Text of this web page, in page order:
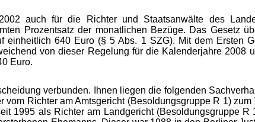
auch für die Richter und Staatsanwälte des
Prozentsatz der monatlichen Bezüge. Das Gesetz
640 Euro (§ 5 Abs. 1 SZG). Mit dem Ersten
von dieser Regelung für die Kalenderjahre 2008
Euro.
verbunden. Ihnen liegen die folgenden
Richter am Amtsgericht (Besoldungsgruppe R 1)
1995 als Richter am Landgericht (Besoldungsgruppe